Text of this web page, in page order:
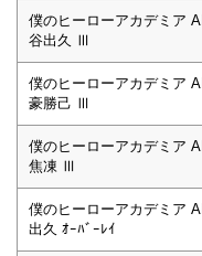
僕のヒーローアカデミア
谷出久 Ⅲ
僕のヒーローアカデミア
豪勝己 Ⅲ
僕のヒーローアカデミア
焦凍 Ⅲ
僕のヒーローアカデミア
出久 ｵｰﾊﾞｰﾚｲ